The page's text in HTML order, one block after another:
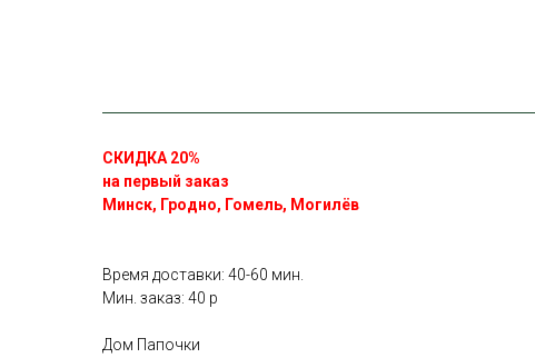
СКИДКА 20%
на первый заказ
Минск, Гродно, Гомель, Могилёв
Время доставки: 40-60 мин.
Мин. заказ: 40 р
Дом Папочки